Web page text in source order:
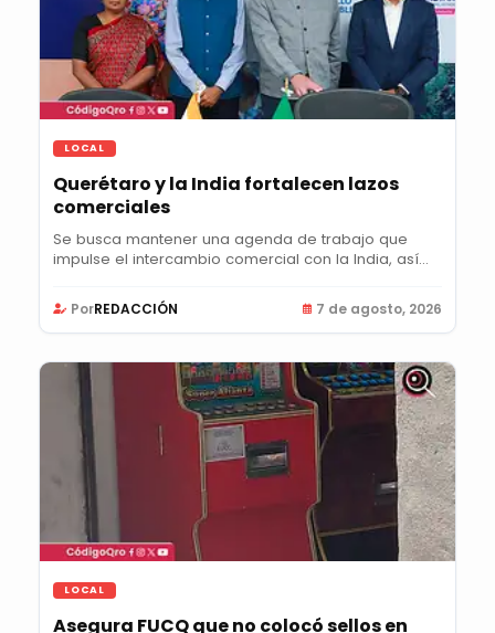
LOCAL
Querétaro y la India fortalecen lazos
comerciales
Se busca mantener una agenda de trabajo que
impulse el intercambio comercial con la India, así
PorREDACCIÓN 7 de agosto, 2026
LOCAL
Asegura FUCQ que no colocó sellos en